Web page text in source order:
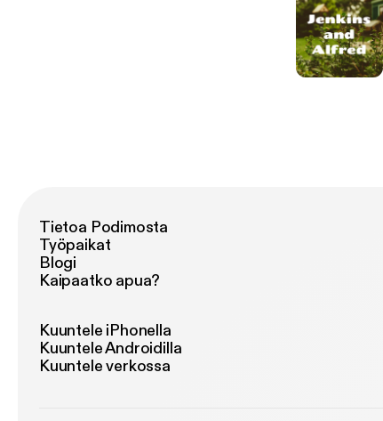
Tietoa Podimosta
Työpaikat
Blogi
Kaipaatko apua?
Kuuntele iPhonella
Kuuntele Androidilla
Kuuntele verkossa